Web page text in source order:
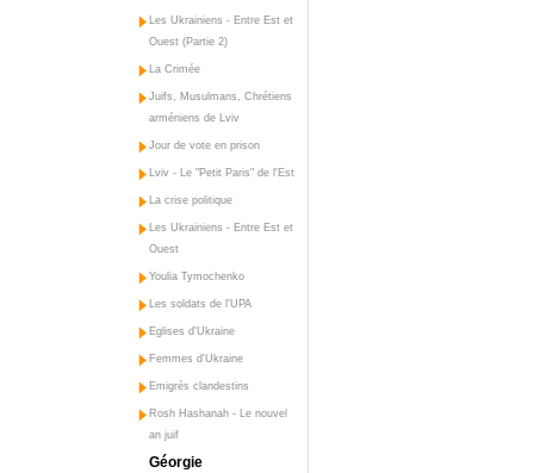
Les Ukrainiens - Entre Est et
Ouest (Partie 2)
La Crimée
Juifs, Musulmans, Chrétiens
arméniens de Lviv
Jour de vote en prison
Lviv - Le "Petit Paris" de l'Est
La crise politique
Les Ukrainiens - Entre Est et
Ouest
Youlia Tymochenko
Les soldats de l'UPA
Eglises d'Ukraine
Femmes d'Ukraine
Emigrés clandestins
Rosh Hashanah - Le nouvel
an juif
Géorgie